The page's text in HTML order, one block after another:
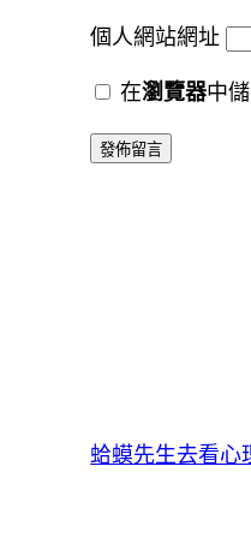
個人網站網址
在瀏覽器中
蛤蟆先生去看心